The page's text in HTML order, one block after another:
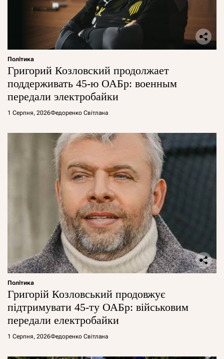
Політика
Григорий Козловский продолжает
поддерживать 45-ю ОАБр: военным
передали электробайки
1 Серпня, 2026Федоренко Світлана
Політика
Григорій Козловський продовжує
підтримувати 45-ту ОАБр: військовим
передали електробайки
1 Серпня, 2026Федоренко Світлана